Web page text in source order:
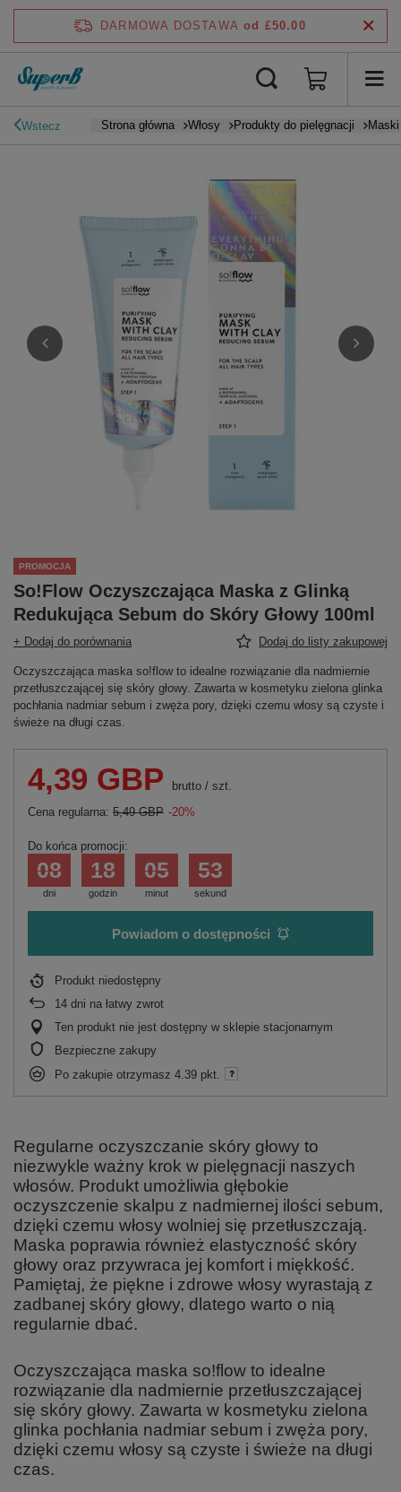
DARMOWA DOSTAWA od £50.00
Wstecz Strona główna Włosy Produkty do pielęgnacji Maski
PROMOCJA
So!Flow Oczyszczająca Maska z Glinką
Redukująca Sebum do Skóry Głowy 100ml
+ Dodaj do porównania Dodaj do listy zakupowej
Oczyszczająca maska so!flow to idealne rozwiązanie dla nadmiernie
przetłuszczającej się skóry głowy. Zawarta w kosmetyku zielona glinka
pochłania nadmiar sebum i zwęża pory, dzięki czemu włosy są czyste i
świeże na długi czas.
4,39 GBP brutto / szt.
Cena regularna: 5,49 GBP -20%
Do końca promocji:
dni
08
godzin
18
minut
05
sekund
53
Powiadom o dostępności
Produkt niedostępny
14 dni na łatwy zwrot
Ten produkt nie jest dostępny w sklepie stacjonarnym
Bezpieczne zakupy
Po zakupie otrzymasz 4.39 pkt.
Regularne oczyszczanie skóry głowy to
niezwykle ważny krok w pielęgnacji naszych
włosów. Produkt umożliwia głębokie
oczyszczenie skalpu z nadmiernej ilości sebum,
dzięki czemu włosy wolniej się przetłuszczają.
Maska poprawia również elastyczność skóry
głowy oraz przywraca jej komfort i miękkość.
Pamiętaj, że piękne i zdrowe włosy wyrastają z
zadbanej skóry głowy, dlatego warto o nią
regularnie dbać.
Oczyszczająca maska so!flow to idealne
rozwiązanie dla nadmiernie przetłuszczającej
się skóry głowy. Zawarta w kosmetyku zielona
glinka pochłania nadmiar sebum i zwęża pory,
dzięki czemu włosy są czyste i świeże na długi
czas.